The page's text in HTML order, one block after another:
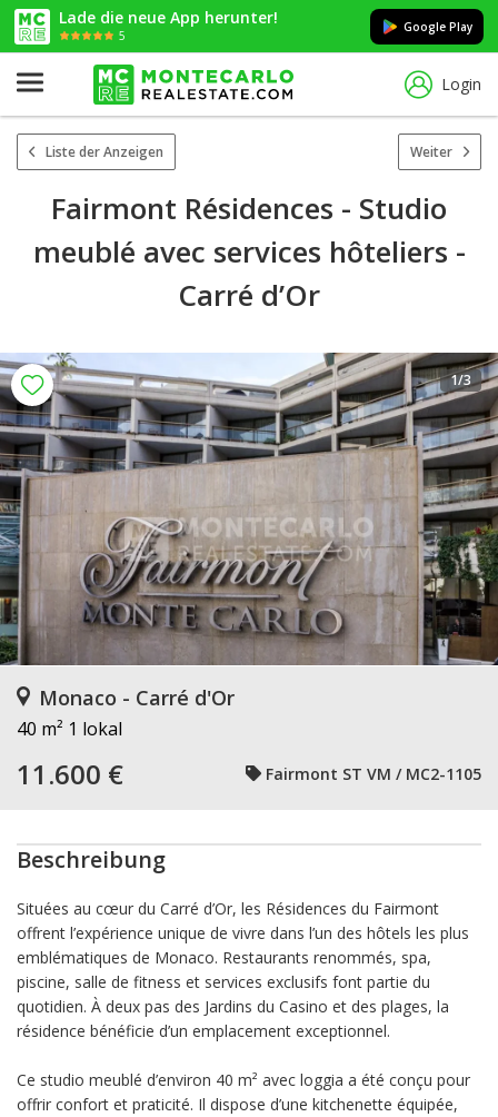
Lade die neue App herunter!
5
Google Play
Login
Liste der Anzeigen Weiter
Fairmont Résidences - Studio
meublé avec services hôteliers -
Carré d’Or
1/3
Monaco - Carré d'Or
40 m² 1 lokal
11.600 € Fairmont ST VM / MC2-1105
Beschreibung
Situées au cœur du Carré d’Or, les Résidences du Fairmont
offrent l’expérience unique de vivre dans l’un des hôtels les plus
emblématiques de Monaco. Restaurants renommés, spa,
piscine, salle de fitness et services exclusifs font partie du
quotidien. À deux pas des Jardins du Casino et des plages, la
résidence bénéficie d’un emplacement exceptionnel.
Ce studio meublé d’environ 40 m² avec loggia a été conçu pour
offrir confort et praticité. Il dispose d’une kitchenette équipée,